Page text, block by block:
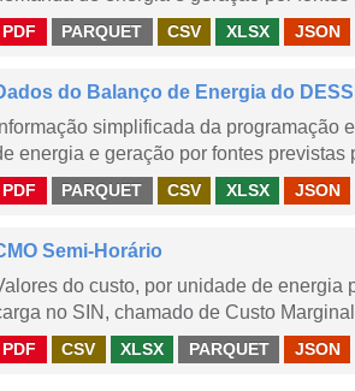
PDF PARQUET CSV XLSX JSON
do Balanço de Energia do
Informação simplificada da programação
energia e geração por fontes previstas
PDF PARQUET CSV XLSX JSON
Semi-Horário
do custo, por unidade de energia
no SIN, chamado de Custo
PDF CSV XLSX PARQUET JSON